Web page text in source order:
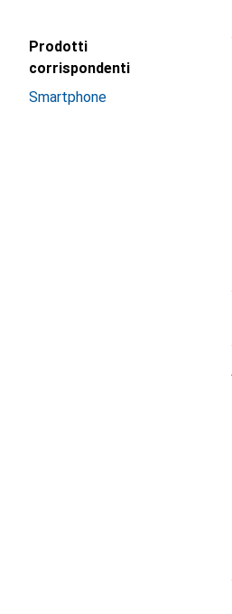
Prodotti
corrispondenti
Smartphone